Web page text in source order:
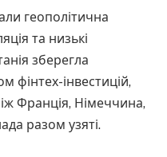
геополітична
та низькі
зберегла
фінтех-інвестицій,
Франція, Німеччина,
разом узяті.